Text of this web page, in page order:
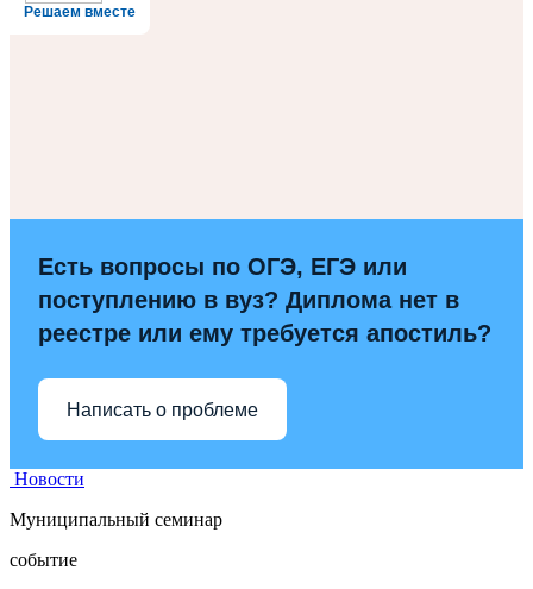
Решаем вместе
Есть вопросы по ОГЭ, ЕГЭ или
поступлению в вуз? Диплома нет в
реестре или ему требуется апостиль?
Написать о проблеме
Новости
Муниципальный семинар
событие